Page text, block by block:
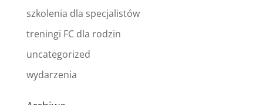
szkolenia dla specjalistów
treningi FC dla rodzin
uncategorized
wydarzenia